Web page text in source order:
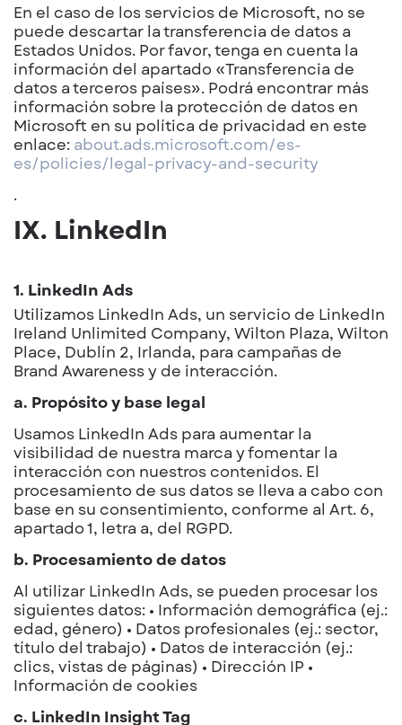
En el caso de los servicios de Microsoft, no se
puede descartar la transferencia de datos a
Estados Unidos. Por favor, tenga en cuenta la
información del apartado «Transferencia de
datos a terceros países». Podrá encontrar más
información sobre la protección de datos en
Microsoft en su política de privacidad en este
enlace: about.ads.microsoft.com/es-
es/policies/legal-privacy-and-security
.
IX. LinkedIn
1. LinkedIn Ads
Utilizamos LinkedIn Ads, un servicio de LinkedIn
Ireland Unlimited Company, Wilton Plaza, Wilton
Place, Dublín 2, Irlanda, para campañas de
Brand Awareness y de interacción.
a. Propósito y base legal
Usamos LinkedIn Ads para aumentar la
visibilidad de nuestra marca y fomentar la
interacción con nuestros contenidos. El
procesamiento de sus datos se lleva a cabo con
base en su consentimiento, conforme al Art. 6,
apartado 1, letra a, del RGPD.
b. Procesamiento de datos
Al utilizar LinkedIn Ads, se pueden procesar los
siguientes datos: • Información demográfica (ej.:
edad, género) • Datos profesionales (ej.: sector,
título del trabajo) • Datos de interacción (ej.:
clics, vistas de páginas) • Dirección IP •
Información de cookies
c. LinkedIn Insight Tag